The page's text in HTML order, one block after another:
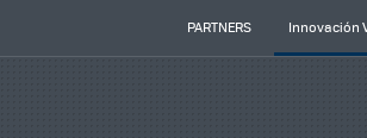
PARTNERS Innovación